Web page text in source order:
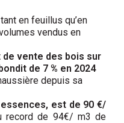
tant en feuillus qu’en
vendus en
de vente des bois sur
de 7 % en 2024
depuis sa
est de 90 €/
record de 94€/ m3de